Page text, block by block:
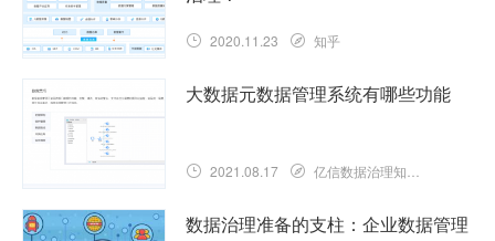
2020.11.23 知乎
大数据元数据管理系统有哪些功能
2021.08.17 亿信数据治理知识库
数据治理准备的支柱：企业数据管理